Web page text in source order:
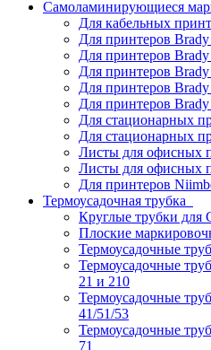
Самоламинирующиеся
Для кабельных
Для принтеров
Для принтеров
Для принтеров
Для принтеров
Для принтеров
Для стационарных
Для стационарных
Листы для офисных
Листы для офисных
Для принтеров
Термоусадочная трубка
Круглые трубки для
Плоские
Термоусадочные
Термоусадочные
21 и 210
Термоусадочные
41/51/53
Термоусадочные
71